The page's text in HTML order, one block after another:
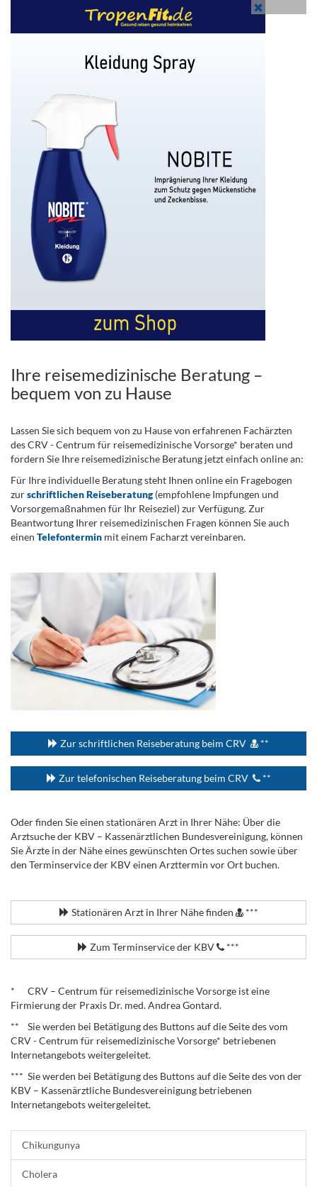
Ihre reisemedizinische Beratung –
bequem von zu Hause
Lassen Sie sich bequem von zu Hause von erfahrenen Fachärzten
des CRV - Centrum für reisemedizinische Vorsorge* beraten und
fordern Sie Ihre reisemedizinische Beratung jetzt einfach online an:
Für Ihre individuelle Beratung steht Ihnen online ein Fragebogen
zurschriftlichen Reiseberatung(empfohlene Impfungen und
Vorsorgemaßnahmen für Ihr Reiseziel) zur Verfügung. Zur
Beantwortung Ihrer reisemedizinischen Fragen können Sie auch
einen Telefontermin mit einem Facharzt vereinbaren.
Zur schriftlichen Reiseberatung beim CRV **
Zur telefonischen Reiseberatung beim CRV **
Oder finden Sie einen stationären Arzt in Ihrer Nähe: Über die
Arztsuche der KBV – Kassenärztlichen Bundesvereinigung, können
Sie Ärzte in der Nähe eines gewünschten Ortes suchen sowie über
den Terminservice der KBV einen Arzttermin vor Ort buchen.
Stationären Arzt in Ihrer Nähe finden ***
Zum Terminservice der KBV ***
* CRV – Centrum für reisemedizinische Vorsorge ist eine
Firmierung der Praxis Dr. med. Andrea Gontard.
** Sie werden bei Betätigung des Buttons auf die Seite des vom
CRV - Centrum für reisemedizinische Vorsorge* betriebenen
Internetangebots weitergeleitet.
*** Sie werden bei Betätigung des Buttons auf die Seite des von der
KBV – Kassenärztliche Bundesvereinigung betriebenen
Internetangebots weitergeleitet.
Chikungunya
Cholera